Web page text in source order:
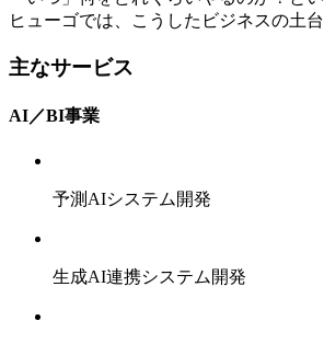
ヒューゴでは、こうしたビジネスの土
主なサービス
AI／BI事業
予測AIシステム開発
生成AI連携システム開発